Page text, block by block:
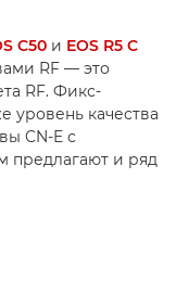
C50 и EOS R5 C
RF — это
RF. Фикс-
уровень качества
CN-E с
предлагают и ряд